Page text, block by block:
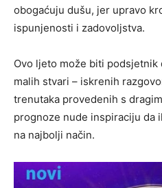
obogaćuju dušu, jer upravo
ispunjenosti i zadovoljstva.
Ovo ljeto može biti podsjetnik
malih stvari – iskrenih
trenutaka provedenih s
prognoze nude inspiraciju da
na najbolji način.